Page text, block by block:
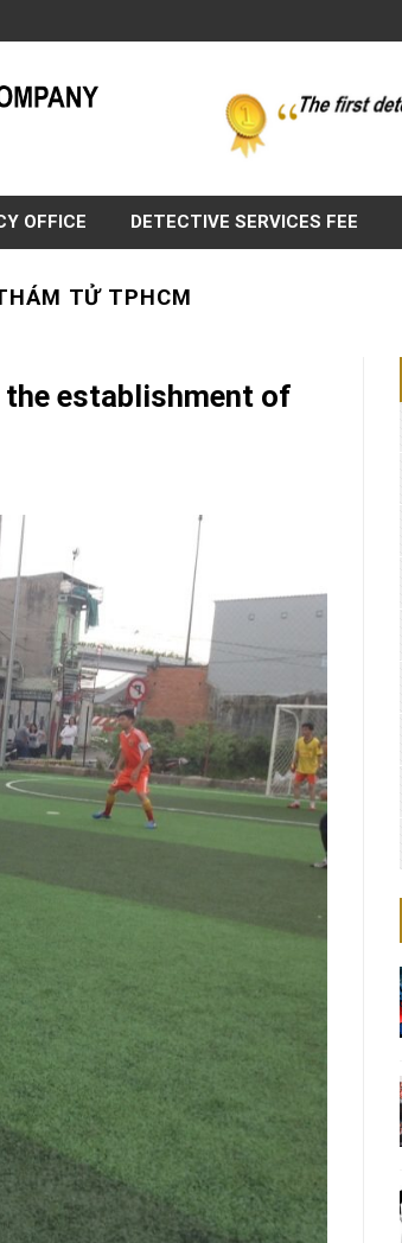
OFFICE DETECTIVE SERVICES FEE
TỬ TPHCM
the establishment of